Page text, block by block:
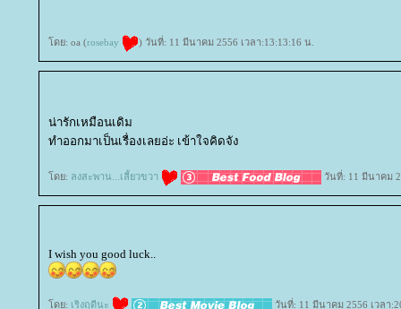
ดย: oa (rosebay ) วันที่: 11 มีนาคม 2556 เวลา:13:13:16 น.
น่ารักเหมือนเดิม
ทำออกมาเป็นเรื่องเลยอ่ะ เข้าใจคิดจัง
ดย: ลงสะพาน...เลี้ยวขวา วันที่: 11 มีนาคม
I wish you good luck..
ดย: เริงฤดีนะ วันที่: 11 มีนาคม 2556 เวลา